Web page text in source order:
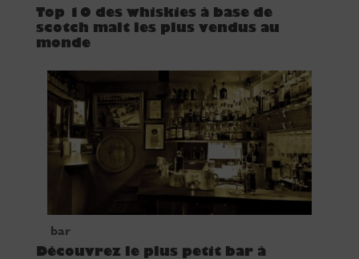
Top 10 des whiskies à base de
scotch malt les plus vendus au
monde
bar
Découvrez le plus petit bar à